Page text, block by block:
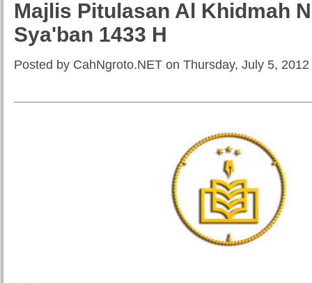
Majlis Pitulasan Al Khidmah
Sya'ban 1433 H
Posted by CahNgroto.NET on Thursday, July 5, 2012